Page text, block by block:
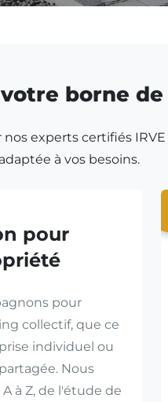
borne
experts certifiés
à vos besoins.
pour
pour
collectif, que ce
individuel ou
Nous
à Z, de l'étude de